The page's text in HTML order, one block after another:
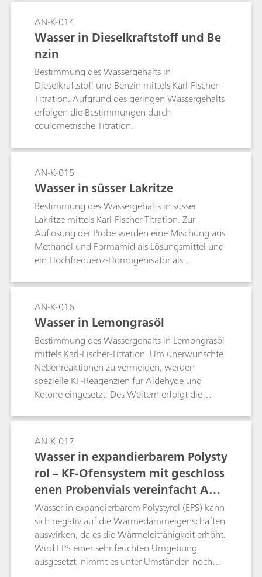
AN-K-014
Wasser in Dieselkraftstoff und Be
nzin
Bestimmung des Wassergehalts in
Dieselkraftstoff und Benzin mittels Karl-Fischer-
Titration. Aufgrund des geringen Wassergehalts
erfolgen die Bestimmungen durch
coulometrische Titration.
AN-K-015
Wasser in süsser Lakritze
Bestimmung des Wassergehalts in süsser
Lakritze mittels Karl-Fischer-Titration. Zur
Auflösung der Probe werden eine Mischung aus
Methanol und Formamid als Lösungsmittel und
ein Hochfrequenz-Homogenisator als
AN-K-016
Wasser in Lemongrasöl
Bestimmung des Wassergehalts in Lemongrasöl
mittels Karl-Fischer-Titration. Um unerwünschte
Nebenreaktionen zu vermeiden, werden
spezielle KF-Reagenzien für Aldehyde und
Ketone eingesetzt. Des Weitern erfolgt die
AN-K-017
Wasser in expandierbarem Polysty
rol – KF-Ofensystem mit geschloss
enen Probenvials vereinfacht Anal
ysen
Wasser in expandierbarem Polystyrol (EPS) kann
sich negativ auf die Wärmedämmeigenschaften
auswirken, da es die Wärmeleitfähigkeit erhöht.
Wird EPS einer sehr feuchten Umgebung
ausgesetzt, nimmt es unter Umständen noch